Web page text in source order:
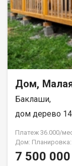
через
оформлении
юридическое
сертификатом,
формами
первоначальным
недвижимости с
Дом,
Баклаши,
дом дерево
Платеж 36.000/
Дом: Планировка:
панорамным
помещение,
7 500